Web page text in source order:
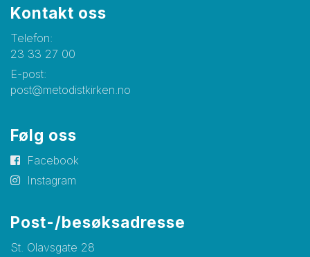
Kontakt oss
Telefon:
23 33 27 00
E-post:
post@metodistkirken.no
Følg oss
Facebook
Instagram
Post-/besøksadresse
St. Olavsgate 28